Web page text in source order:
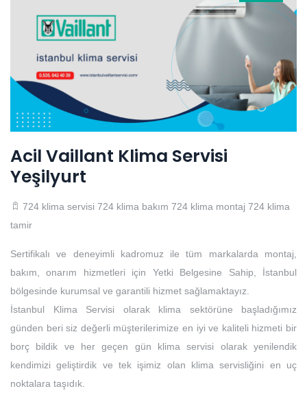
Acil Vaillant Klima Servisi
Yeşilyurt
724 klima servisi 724 klima bakım 724 klima montaj 724 klima
tamir
Sertifikalı ve deneyimli kadromuz ile tüm markalarda montaj,
bakım, onarım hizmetleri için Yetki Belgesine Sahip, İstanbul
bölgesinde kurumsal ve garantili hizmet sağlamaktayız.
İstanbul Klima Servisi olarak klima sektörüne başladığımız
günden beri siz değerli müşterilerimize en iyi ve kaliteli hizmeti bir
borç bildik ve her geçen gün klima servisi olarak yenilendik
kendimizi geliştirdik ve tek işimiz olan klima servisliğini en uç
noktalara taşıdık.